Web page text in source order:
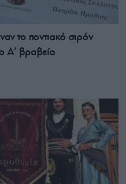
το ποντιακό σιρόν
A’ βραβείο